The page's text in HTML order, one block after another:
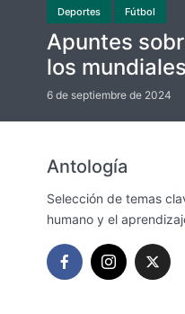
Deportes Fútbol
Apuntes
los
6 de septiembre de 2024
Antología
Selección de temas
humano y el